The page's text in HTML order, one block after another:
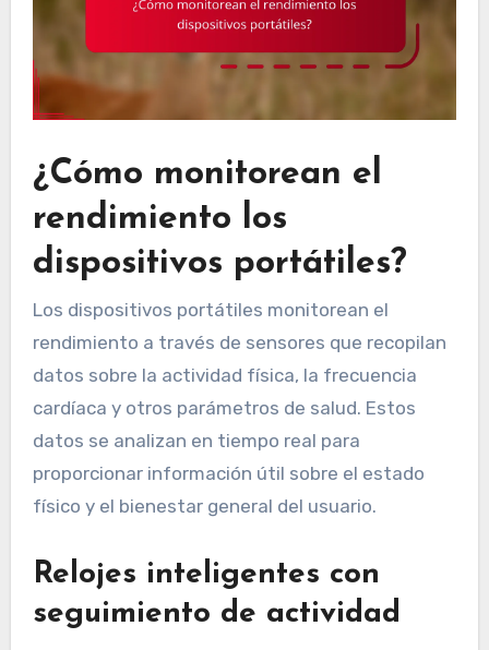
¿Cómo monitorean el
rendimiento los
dispositivos portátiles?
Los dispositivos portátiles monitorean el
rendimiento a través de sensores que recopilan
datos sobre la actividad física, la frecuencia
cardíaca y otros parámetros de salud. Estos
datos se analizan en tiempo real para
proporcionar información útil sobre el estado
físico y el bienestar general del usuario.
Relojes inteligentes con
seguimiento de actividad